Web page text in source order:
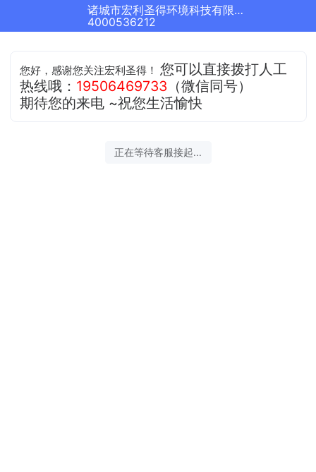
诸城市宏利圣得环境科技有限公司正在为您服务
4000536212
您好，感谢您关注宏利圣得！您可以直接拨打人工
热线哦： 19506469733 （微信同号）
期待您的来电 ~祝您生活愉快
正在等待客服接起...